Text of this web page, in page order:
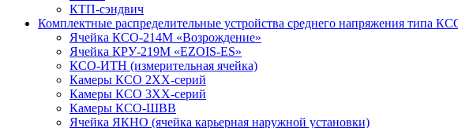
КТП-сэндвич
Комплектные распределительные устройства среднего напряжения типа
Ячейка КСО-214М «Возрождение»
Ячейка КРУ-219М «EZOIS-ES»
КСО-ИТН (измерительная ячейка)
Камеры КСО 2ХХ-серий
Камеры КСО 3ХХ-серий
Камеры КСО-ШВВ
Ячейка ЯКНО (ячейка карьерная наружной установки)